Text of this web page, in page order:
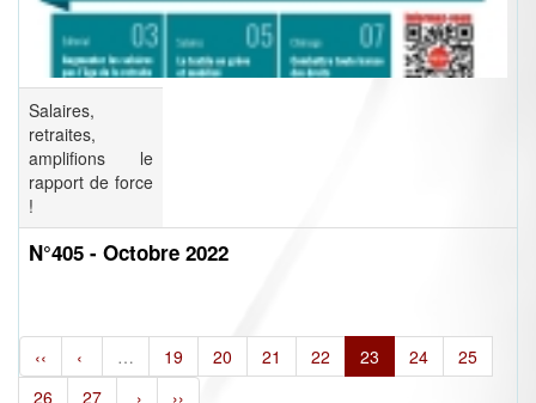
Salaires,
retraites,
amplifions le
rapport de force
!
N°405 - Octobre 2022
‹‹ ‹ … 19 20 21 22 23 24
25
26
27 › ››